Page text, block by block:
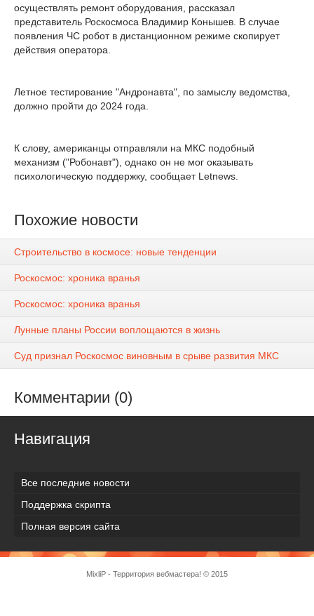
осуществлять ремонт оборудования, рассказал
представитель Роскосмоса Владимир Конышев. В случае
появления ЧС робот в дистанционном режиме скопирует
действия оператора.
Летное тестирование "Андронавта", по замыслу ведомства,
должно пройти до 2024 года.
К слову, американцы отправляли на МКС подобный
механизм ("Робонавт"), однако он не мог оказывать
психологическую поддержку, сообщает Letnews.
Похожие новости
Строительство в космосе: новые тенденции
Роскосмос: хроника вранья
Роскосмос: хроника вранья
Лунные планы России воплощаются в жизнь
Суд признал Роскосмос виновным в срыве развития МКС
Комментарии (0)
Навигация
Все последние новости
Поддержка скрипта
Полная версия сайта
MixliP - Территория вебмастера! © 2015